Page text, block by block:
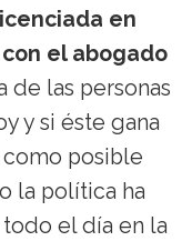
en
el abogado
de las personas
y si éste gana
como posible
la política ha
el día en la